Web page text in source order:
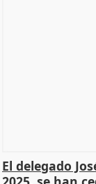
El delegado